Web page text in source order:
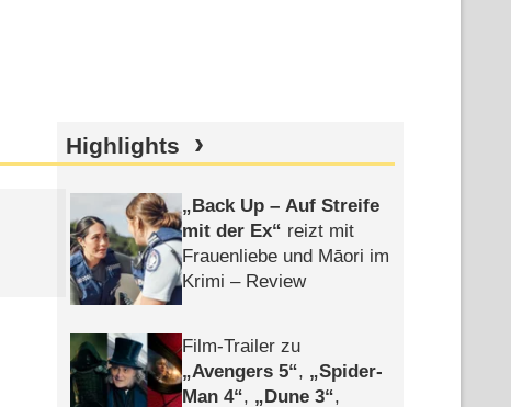
Highlights
Back Up – Auf Streife
mit der Ex
reizt mit
Frauenliebe und Māori im
Krimi – Review
Film-Trailer zu
Avengers 5 ,
Spider-
Man 4 , Dune 3 ,